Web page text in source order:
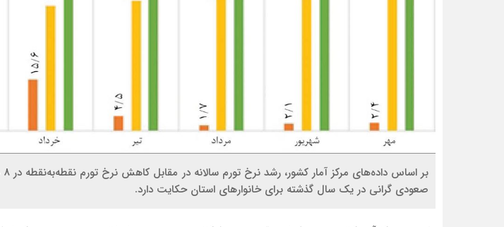
صعودی گرانی در یک سال گذشته برای خانوارهای استان حکایت دارد.